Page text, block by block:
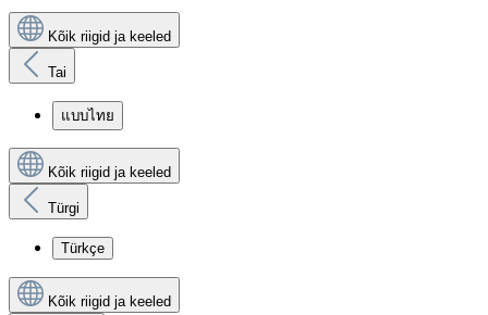
Kõik riigid ja keeled
Tai
แบบไทย
Kõik riigid ja keeled
Türgi
Türkçe
Kõik riigid ja keeled